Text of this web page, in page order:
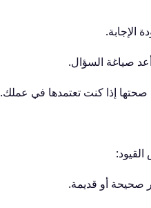
الإجابة.
صياغة السؤال.
صحتها إذا كنت تعتمدها في عملك.
صحيحة أو قديمة.